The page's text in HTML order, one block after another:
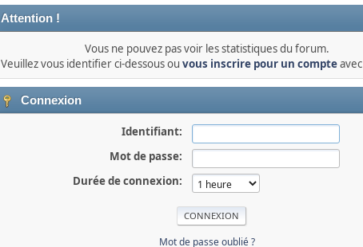
Attention !
Vous ne pouvez pas voir les statistiques du forum.
Veuillez vous identifier ci-dessous ou vous inscrire pour un compte
Connexion
Identifiant:
Mot de passe:
Durée de connexion:
Mot de passe oublié ?